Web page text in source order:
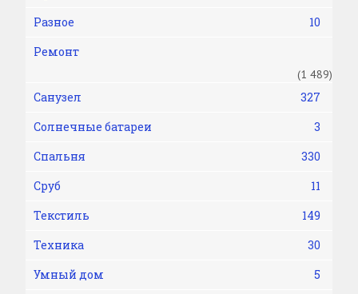
Разное
10
Ремонт
(1 489)
Санузел
327
Солнечные батареи
3
Спальня
330
Сруб
11
Текстиль
149
Техника
30
Умный дом
5